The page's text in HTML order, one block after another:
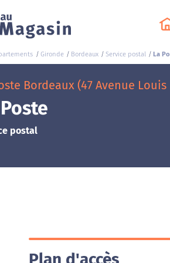
Gironde Bordeaux Service postal La
Bordeaux (47 Avenue
postal